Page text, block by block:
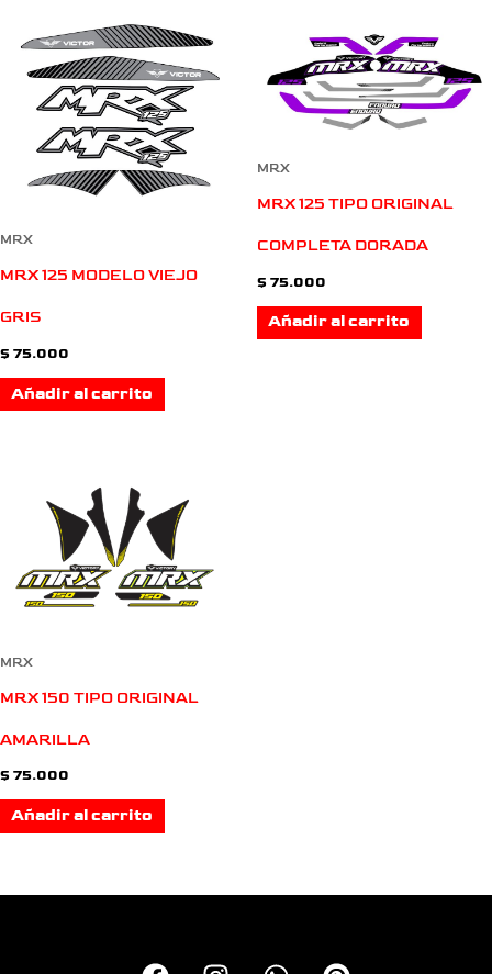
MRX
MRX 125 MODELO VIEJO
GRIS
$ 75.000
Añadir al carrito
MRX
MRX 125 TIPO ORIGINAL
COMPLETA DORADA
$ 75.000
Añadir al carrito
MRX
MRX 150 TIPO ORIGINAL
AMARILLA
$ 75.000
Añadir al carrito